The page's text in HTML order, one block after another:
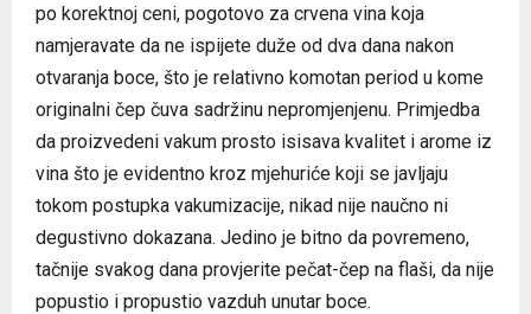
po korektnoj ceni, pogotovo za crvena vina koja
namjeravate da ne ispijete duže od dva dana nakon
otvaranja boce, što je relativno komotan period u kome
originalni čep čuva sadržinu nepromjenjenu. Primjedba
da proizvedeni vakum prosto isisava kvalitet i arome iz
vina što je evidentno kroz mjehuriće koji se javljaju
tokom postupka vakumizacije, nikad nije naučno ni
degustivno dokazana. Jedino je bitno da povremeno,
tačnije svakog dana provjerite pečat-čep na flaši, da nije
popustio i propustio vazduh unutar boce.